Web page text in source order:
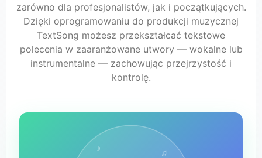
zarówno dla profesjonalistów, jak i początkujących.
Dzięki oprogramowaniu do produkcji muzycznej
TextSong możesz przekształcać tekstowe
polecenia w zaaranżowane utwory — wokalne lub
instrumentalne — zachowując przejrzystość i
kontrolę.
♪ ♫